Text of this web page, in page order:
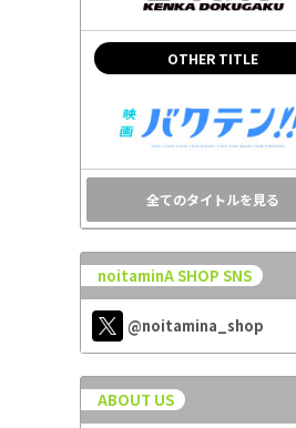
OTHER TITLE
全てのタイトルを見る
noitaminA SHOP SNS
@noitamina_shop
ABOUT US